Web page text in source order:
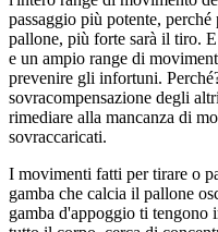
passaggio più potente,
pallone, più forte sarà il tiro.
e un ampio range di
prevenire gli infortuni.
sovracompensazione degli
rimediare alla mancanza di
sovraccaricati.
I movimenti fatti per tirare o
gamba che calcia il pallone
gamba d'appoggio ti tengono